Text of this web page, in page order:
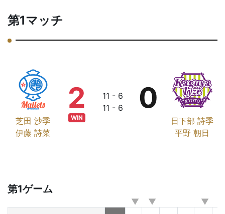
第1マッチ
芝田 沙季
伊藤 詩菜
2
WIN
11 - 6
11 - 6
日下部 詩季
平野 朝日
0
第1ゲーム